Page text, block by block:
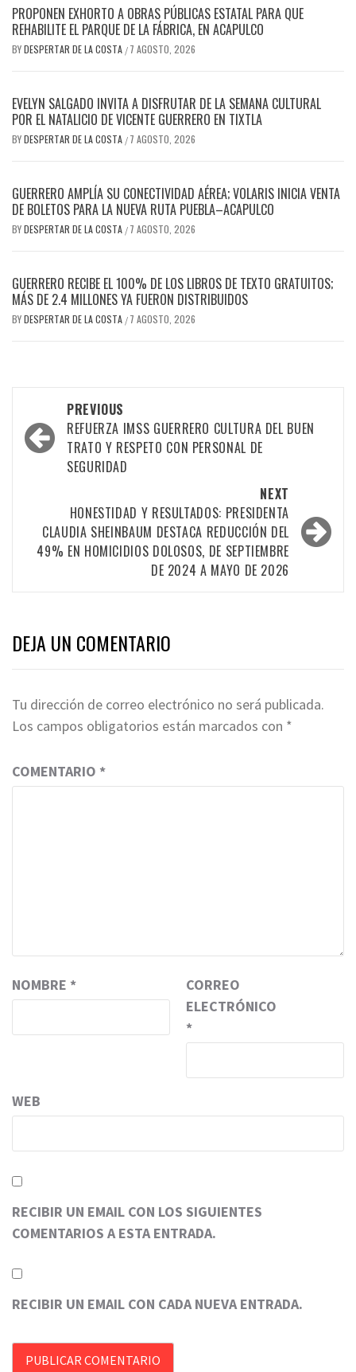
PROPONEN EXHORTO A OBRAS PÚBLICAS ESTATAL PARA QUE
REHABILITE EL PARQUE DE LA FÁBRICA, EN ACAPULCO
BYDESPERTAR DE LA COSTA / 7 AGOSTO, 2026
EVELYN SALGADO INVITA A DISFRUTAR DE LA SEMANA CULTURAL
POR EL NATALICIO DE VICENTE GUERRERO EN TIXTLA
BYDESPERTAR DE LA COSTA / 7 AGOSTO, 2026
GUERRERO AMPLÍA SU CONECTIVIDAD AÉREA; VOLARIS INICIA VENTA
DE BOLETOS PARA LA NUEVA RUTA PUEBLA–ACAPULCO
BYDESPERTAR DE LA COSTA / 7 AGOSTO, 2026
GUERRERO RECIBE EL 100% DE LOS LIBROS DE TEXTO GRATUITOS;
MÁS DE 2.4 MILLONES YA FUERON DISTRIBUIDOS
BYDESPERTAR DE LA COSTA / 7 AGOSTO, 2026
navigation
PREVIOUS
REFUERZA IMSS GUERRERO CULTURA DEL BUEN
TRATO Y RESPETO CON PERSONAL DE
SEGURIDAD
NEXT
HONESTIDAD Y RESULTADOS: PRESIDENTA
CLAUDIA SHEINBAUM DESTACA REDUCCIÓN DEL
49% EN HOMICIDIOS DOLOSOS, DE SEPTIEMBRE
DE 2024 A MAYO DE 2026
DEJA UN COMENTARIO
Tu dirección de correo electrónico no será publicada.
Los campos obligatorios están marcados con *
COMENTARIO *
NOMBRE *
CORREO
ELECTRÓNICO
*
WEB
RECIBIR UN EMAIL CON LOS SIGUIENTES
COMENTARIOS A ESTA ENTRADA.
RECIBIR UN EMAIL CON CADA NUEVA ENTRADA.